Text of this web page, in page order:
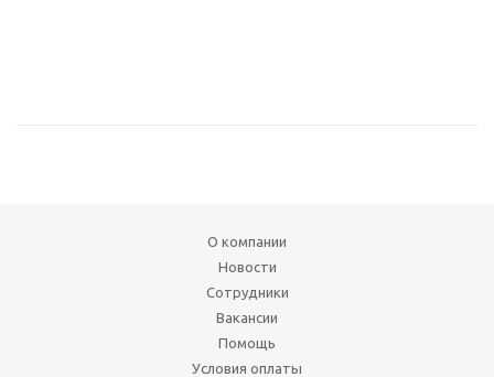
О компании
Новости
Сотрудники
Вакансии
Помощь
Условия оплаты